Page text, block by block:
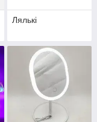
Лялькі